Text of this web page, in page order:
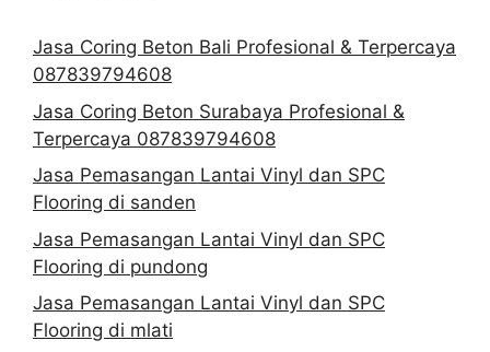
Jasa Coring Beton Bali Profesional & Terpercaya
087839794608
Jasa Coring Beton Surabaya Profesional &
Terpercaya 087839794608
Jasa Pemasangan Lantai Vinyl dan SPC
Flooring di sanden
Jasa Pemasangan Lantai Vinyl dan SPC
Flooring di pundong
Jasa Pemasangan Lantai Vinyl dan SPC
Flooring di mlati